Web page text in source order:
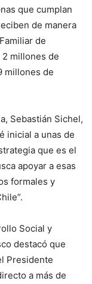
que cumplan
de manera
de
2 millones de
millones de
Sebastián Sichel,
inicial a unas de
que es el
apoyar a esas
formales y
Social y
destacó que
Presidente
a más de